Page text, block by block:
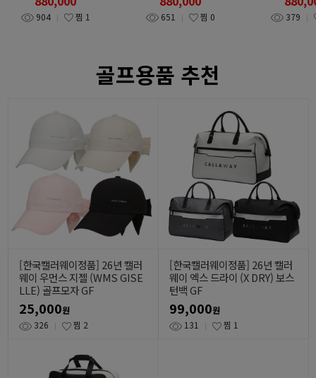
904 찜 1 651 찜 0 379
골프용품 추천
[한국캘러웨이정품] 26년 캘러
웨이 우먼스 지젤 (WMS GISE
LLE) 골프모자 GF
25,000원
326
찜 2
[한국캘러웨이정품] 26년 캘러
웨이 엑스 드라이 (X DRY) 보스
턴백 GF
99,000원
131
찜 1